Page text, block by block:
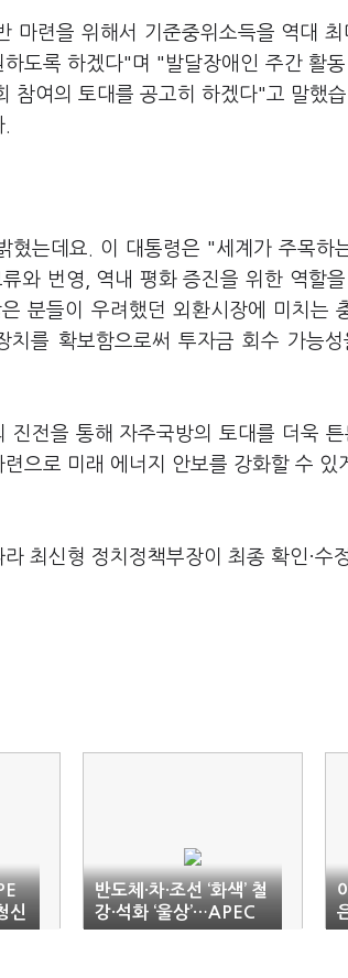
마련을 위해서 기준중위소득을 역대
도록 하겠다"며 "발달장애인 주간 활
참여의 토대를 공고히 하겠다"고 말했
는데요. 이 대통령은 "세계가 주목하는
와 번영, 역내 평화 증진을 위한 역할
분들이 우려했던 외환시장에 미치는
를 확보함으로써 투자금 회수 가능
전을 통해 자주국방의 토대를 더욱
으로 미래 에너지 안보를 강화할 수 있
최신형 정치정책부장이 최종 확인·수
신
반도체·차·조선 ‘화색’ 철
강·석화 ‘울상’…APEC
산업별 결산